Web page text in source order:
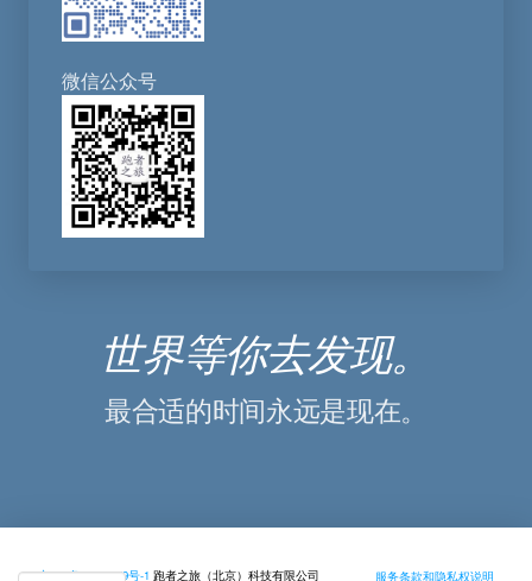
微信公众号
世界等你去发现。
最合适的时间永远是现在。
京ICP备17046179号-1 跑者之旅（北京）科技有限公司 服务条款和隐私权说明